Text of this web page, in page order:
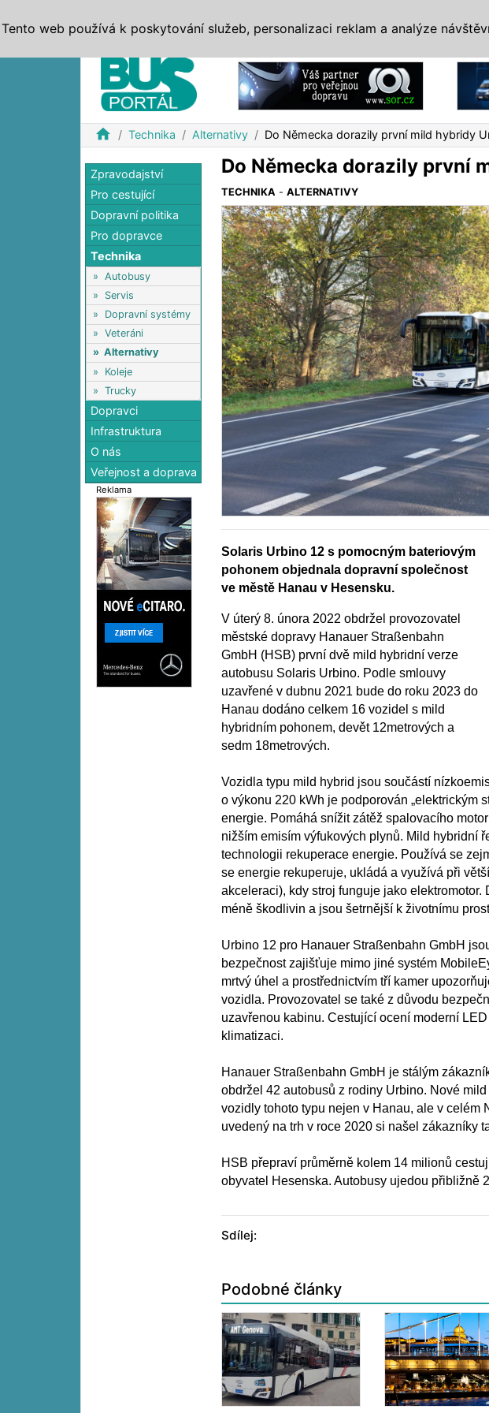
home Technika Alternativy Do Německa dorazily první mild hybridy
Zpravodajství
Pro cestující
Dopravní politika
Pro dopravce
Technika
» Autobusy
» Servis
» Dopravní systémy
» Veteráni
» Alternativy
» Koleje
» Trucky
Dopravci
Infrastruktura
O nás
Veřejnost a doprava
Reklama
Do Německa dorazily první
TECHNIKA -ALTERNATIVY
Solaris Urbino 12 s pomocným bateriovým
pohonem objednala dopravní společnost
ve městě Hanau v Hesensku.
V úterý 8. února 2022 obdržel provozovatel
městské dopravy Hanauer Straßenbahn
GmbH (HSB) první dvě mild hybridní verze
autobusu Solaris Urbino. Podle smlouvy
uzavřené v dubnu 2021 bude do roku 2023 do
Hanau dodáno celkem 16 vozidel s mild
hybridním pohonem, devět 12metrových a
sedm 18metrových.
Vozidla typu mild hybrid jsou součástí
o výkonu 220 kWh je podporován „elektrickým
energie. Pomáhá snížit zátěž spalovacího
nižším emisím výfukových plynů. Mild hybridní
technologii rekuperace energie. Používá se
se energie rekuperuje, ukládá a využívá při
akceleraci), kdy stroj funguje jako
méně škodlivin a jsou šetrnější k životnímu
Urbino 12 pro Hanauer Straßenbahn GmbH
bezpečnost zajišťuje mimo jiné systém
mrtvý úhel a prostřednictvím tří kamer
vozidla. Provozovatel se také z důvodu
uzavřenou kabinu. Cestující ocení moderní
klimatizaci.
Hanauer Straßenbahn GmbH je stálým
obdržel 42 autobusů z rodiny Urbino. Nové
vozidly tohoto typu nejen v Hanau, ale v celém
uvedený na trh v roce 2020 si našel zákazníky
HSB přepraví průměrně kolem 14 milionů
obyvatel Hesenska. Autobusy ujedou přibližně
Sdílej:
Podobné články
Tento web používá k poskytování služeb, personalizaci reklam a analýze